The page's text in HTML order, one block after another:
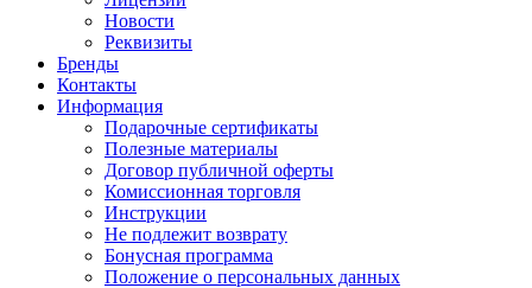
Новости
Реквизиты
Бренды
Контакты
Информация
Подарочные сертификаты
Полезные материалы
Договор публичной оферты
Комиссионная торговля
Инструкции
Не подлежит возврату
Бонусная программа
Положение о персональных данных